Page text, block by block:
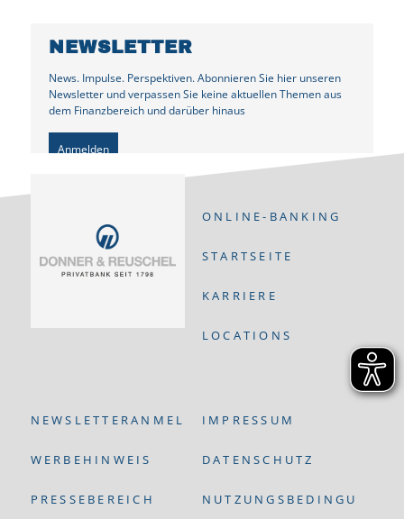
NEWSLETTER
News. Impulse. Perspektiven. Abonnieren Sie hier unseren
Newsletter und verpassen Sie keine aktuellen Themen aus
dem Finanzbereich und darüber hinaus
Anmelden
ONLINE-BANKING
STARTSEITE
KARRIERE
LOCATIONS
NEWSLETTERANMELDUNG
WERBEHINWEIS
PRESSEBEREICH
IMPRESSUM
DATENSCHUTZ
NUTZUNGSBEDINGUNGEN